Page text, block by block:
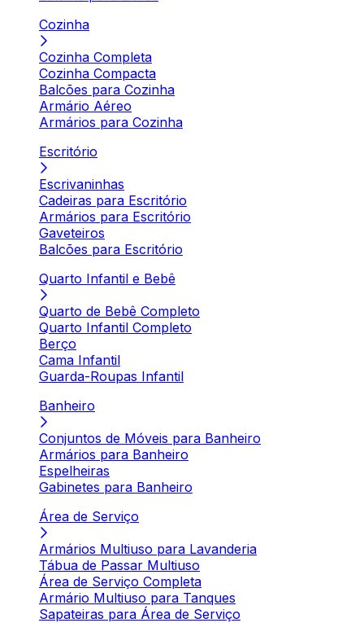
Cozinha
Cozinha Completa
Cozinha Compacta
Balcões para Cozinha
Armário Aéreo
Armários para Cozinha
Escritório
Escrivaninhas
Cadeiras para Escritório
Armários para Escritório
Gaveteiros
Balcões para Escritório
Quarto Infantil e Bebê
Quarto de Bebê Completo
Quarto Infantil Completo
Berço
Cama Infantil
Guarda-Roupas Infantil
Banheiro
Conjuntos de Móveis para Banheiro
Armários para Banheiro
Espelheiras
Gabinetes para Banheiro
Área de Serviço
Armários Multiuso para Lavanderia
Tábua de Passar Multiuso
Área de Serviço Completa
Armário Multiuso para Tanques
Sapateiras para Área de Serviço